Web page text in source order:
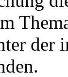
der